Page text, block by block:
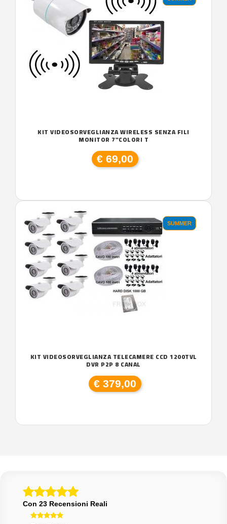
KIT VIDEOSORVEGLIANZA WIRELESS SENZA FILI
MONITOR 7"COLORI T
€ 69,00
SUMMER
KIT VIDEOSORVEGLIANZA TELECAMERE CCD 1200TVL
DVR P2P 8 CANAL
€ 379,00
Con 23 Recensioni Reali